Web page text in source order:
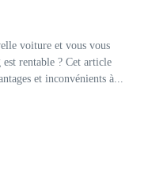
voiture et vous vous
est rentable ? Cet article
et inconvénients à...